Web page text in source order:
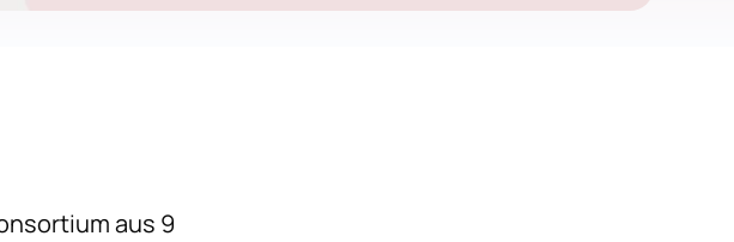
aus 9